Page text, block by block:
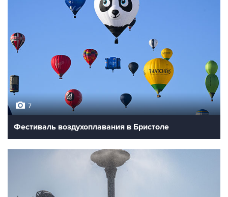
7
Фестиваль воздухоплавания в Бристоле